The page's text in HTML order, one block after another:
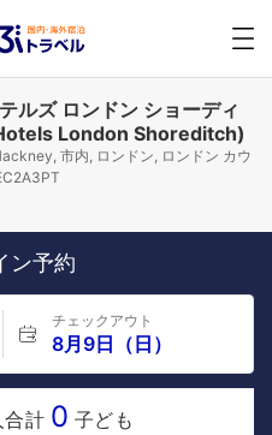
ルズ ロンドン ショーディ
London Shoreditch)
市内, ロンドン, ロンドン カウ
ン予約
チェックアウト
8月9日（日）
合計 0 子ども